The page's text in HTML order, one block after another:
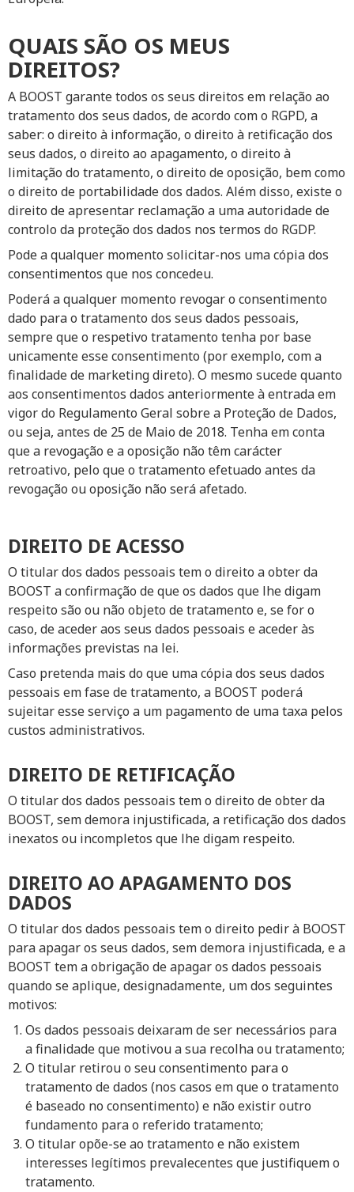
QUAIS SÃO OS MEUS
DIREITOS?
A BOOST garante todos os seus direitos em relação ao
tratamento dos seus dados, de acordo com o RGPD, a
saber: o direito à informação, o direito à retificação dos
seus dados, o direito ao apagamento, o direito à
limitação do tratamento, o direito de oposição, bem como
o direito de portabilidade dos dados. Além disso, existe o
direito de apresentar reclamação a uma autoridade de
controlo da proteção dos dados nos termos do RGDP.
Pode a qualquer momento solicitar-nos uma cópia dos
consentimentos que nos concedeu.
Poderá a qualquer momento revogar o consentimento
dado para o tratamento dos seus dados pessoais,
sempre que o respetivo tratamento tenha por base
unicamente esse consentimento (por exemplo, com a
finalidade de marketing direto). O mesmo sucede quanto
aos consentimentos dados anteriormente à entrada em
vigor do Regulamento Geral sobre a Proteção de Dados,
ou seja, antes de 25 de Maio de 2018. Tenha em conta
que a revogação e a oposição não têm carácter
retroativo, pelo que o tratamento efetuado antes da
revogação ou oposição não será afetado.
DIREITO DE ACESSO
O titular dos dados pessoais tem o direito a obter da
BOOST a confirmação de que os dados que lhe digam
respeito são ou não objeto de tratamento e, se for o
caso, de aceder aos seus dados pessoais e aceder às
informações previstas na lei.
Caso pretenda mais do que uma cópia dos seus dados
pessoais em fase de tratamento, a BOOST poderá
sujeitar esse serviço a um pagamento de uma taxa pelos
custos administrativos.
DIREITO DE RETIFICAÇÃO
O titular dos dados pessoais tem o direito de obter da
BOOST, sem demora injustificada, a retificação dos dados
inexatos ou incompletos que lhe digam respeito.
DIREITO AO APAGAMENTO DOS
DADOS
O titular dos dados pessoais tem o direito pedir à BOOST
para apagar os seus dados, sem demora injustificada, e a
BOOST tem a obrigação de apagar os dados pessoais
quando se aplique, designadamente, um dos seguintes
motivos:
Os dados pessoais deixaram de ser necessários para
a finalidade que motivou a sua recolha ou tratamento;
O titular retirou o seu consentimento para o
tratamento de dados (nos casos em que o tratamento
é baseado no consentimento) e não existir outro
fundamento para o referido tratamento;
O titular opõe-se ao tratamento e não existem
interesses legítimos prevalecentes que justifiquem o
tratamento.